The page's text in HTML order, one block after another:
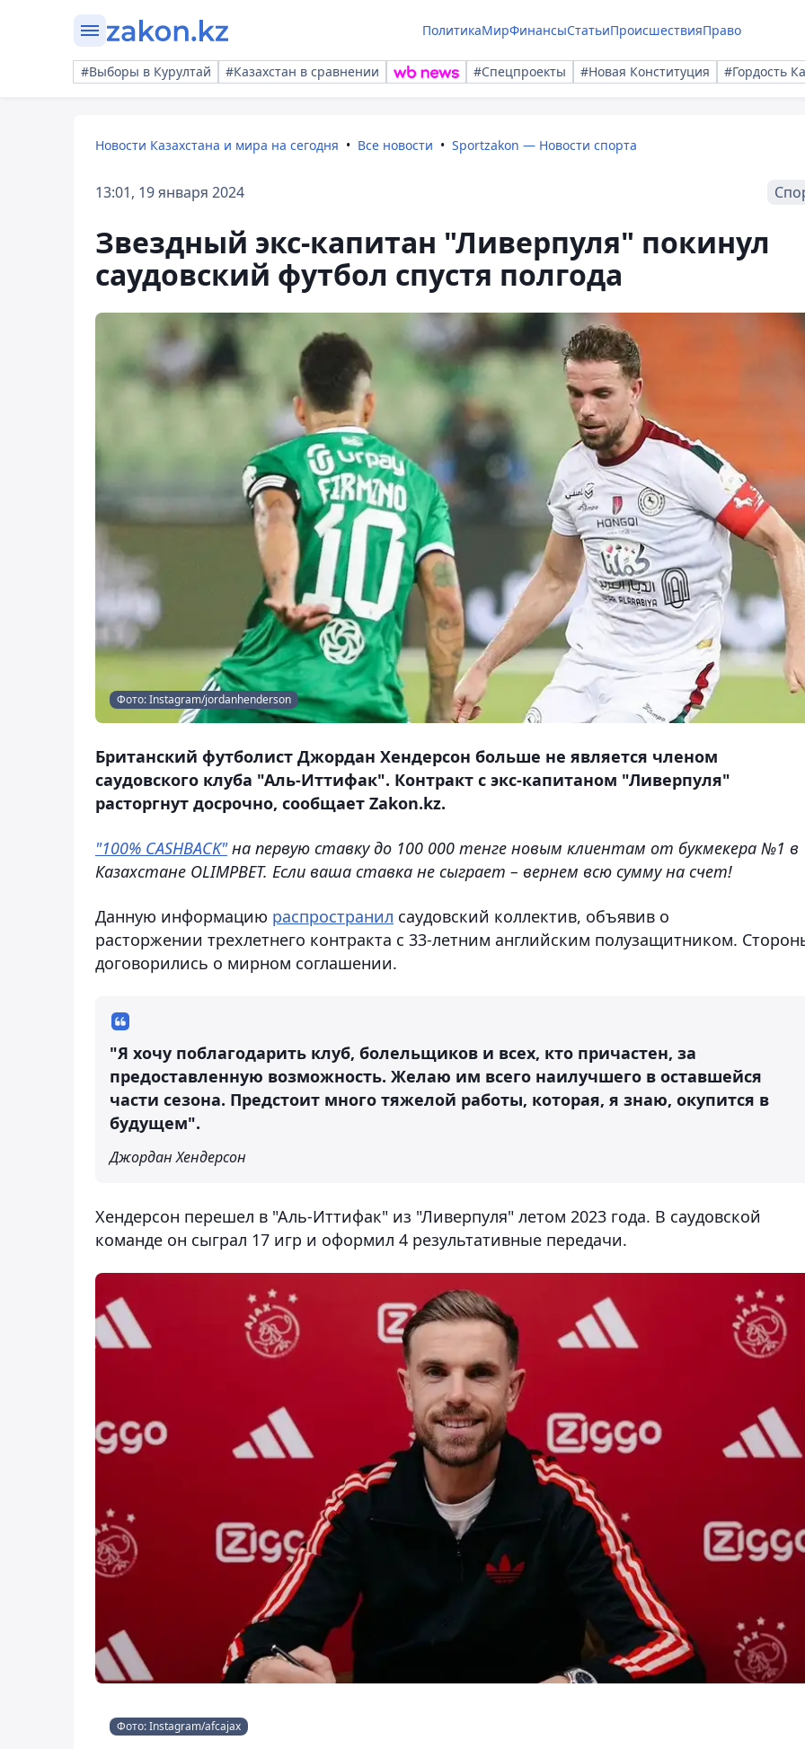
ПолитикаМирФинансыСтатьиПроисшествияПраво
#Выборы в Курултай #Казахстан в сравнении #Спецпроекты #Новая Конституция #Гордость
Новости Казахстана и мира на сегодня Все новости Sportzakon — Новости спорта
13:01, 19 января 2024
Звездный экс-капитан "Ливерпуля" покинул
саудовский футбол спустя полгода
Фото: Instagram/jordanhenderson
Британский футболист Джордан Хендерсон больше не является членом
саудовского клуба "Аль-Иттифак". Контракт с экс-капитаном "Ливерпуля"
расторгнут досрочно, сообщает Zakon.kz.
"100% CASHBACK"на первую ставку до 100 000 тенге новым клиентам от букмекера №1 в
Казахстане OLIMPBET. Если ваша ставка не сыграет – вернем всю сумму на счет!
Данную информацию распространил саудовский коллектив, объявив о
расторжении трехлетнего контракта с 33-летним английским полузащитником.
договорились о мирном соглашении.
"Я хочу поблагодарить клуб, болельщиков и всех, кто причастен, за
предоставленную возможность. Желаю им всего наилучшего в оставшейся
части сезона. Предстоит много тяжелой работы, которая, я знаю, окупится в
будущем".
Джордан Хендерсон
Хендерсон перешел в "Аль-Иттифак" из "Ливерпуля" летом 2023 года. В саудовской
команде он сыграл 17 игр и оформил 4 результативные передачи.
Фото: Instagram/afcajax